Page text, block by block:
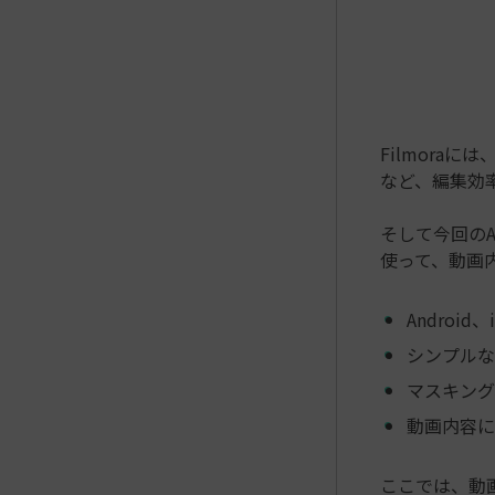
Filmoraには
など、編集効
そして今回
使って、動画
Android、
シンプル
マスキン
動画内容
ここでは、